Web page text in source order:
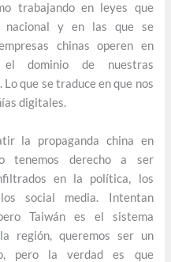
trabajando en leyes que
nacional y en las que se
chinas operen en
dominio de nuestras
que se traduce en que nos
digitales.
la propaganda china en
tenemos derecho a ser
en la política, los
social media. Intentan
Taiwán es el sistema
región, queremos ser un
pero la verdad es que